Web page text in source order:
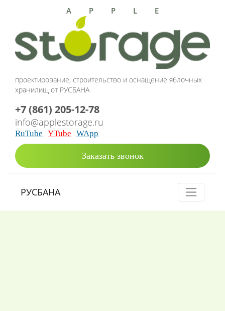
APPLE
проектирование, строительство и оснащение яблочных
хранилищ от РУСБАНА
+7 (861) 205-12-78
info@applestorage.ru
RuTube YTube WApp
Заказать звонок
РУСБАНА